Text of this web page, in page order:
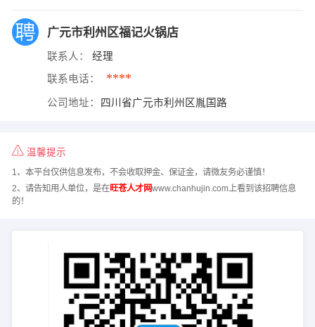
广元市利州区福记火锅店
联系人： 经理
联系电话： ****
公司地址： 四川省广元市利州区胤国路
温馨提示
1、本平台仅供信息发布，不会收取押金、保证金，请微友务必谨慎！
2、请告知用人单位，是在旺苍人才网www.chanhujin.com上看到该招聘信息
的！